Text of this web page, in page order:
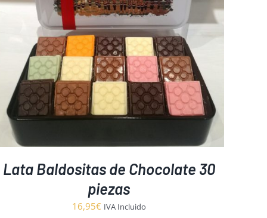
Lata Baldositas de Chocolate 30
piezas
16,95€ IVA Incluido